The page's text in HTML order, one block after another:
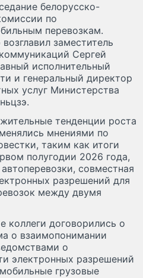
белорусско-
по
перевозкам.
заместитель
Сергей
исполнительный
и генеральный директор
услуг Министерства
тенденции роста
мнениями по
таким как итоги
полугодии 2026 года,
совместная
разрешений для
между двумя
коллеги договорились о
о взаимопонимании
о
электронных разрешений
грузовые